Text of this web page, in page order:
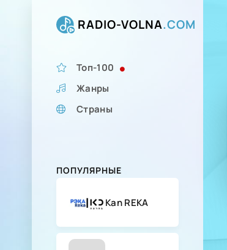
RADIO-VOLNA.COM
Топ-100
Жанры
Страны
ПОПУЛЯРНЫЕ
Kan REKA